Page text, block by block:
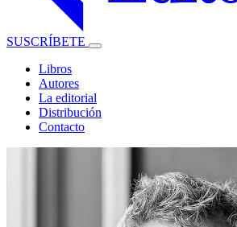
SUSCRÍBETE
Libros
Autores
La editorial
Distribución
Contacto